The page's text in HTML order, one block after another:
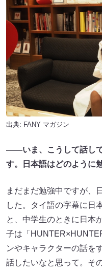
出典: FANY マガジン
――いま、こうして話し
す。日本語はどのように
まだまだ勉強中ですが、
した。タイ語の字幕に日
と、中学生のときに日本
子は「
ンやキャラクターの話を
話したいなと思って。そ